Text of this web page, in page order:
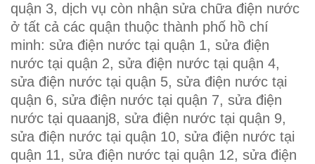
quận 3, dịch vụ còn nhận sửa chữa điện nước
ở tất cả các quận thuộc thành phố hồ chí
minh: sửa điện nước tại quận 1, sửa điện
nước tại quận 2, sửa điện nước tại quận 4,
sửa điện nước tại quận 5, sửa điện nước tại
quận 6, sửa điện nước tại quận 7, sửa điện
nước tại quaanj8, sửa điện nước tại quận 9,
sửa điện nước tại quận 10, sửa điện nước tại
quận 11, sửa điện nước tại quận 12, sửa điện